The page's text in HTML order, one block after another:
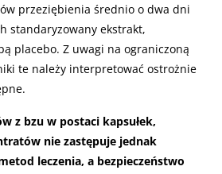
przeziębienia średnio o dwa dni
standaryzowany ekstrakt,
placebo. Z uwagi na ograniczoną
te należy interpretować ostrożnie
z bzu w postaci kapsułek,
nie zastępuje jednak
leczenia, a bezpieczeństwo